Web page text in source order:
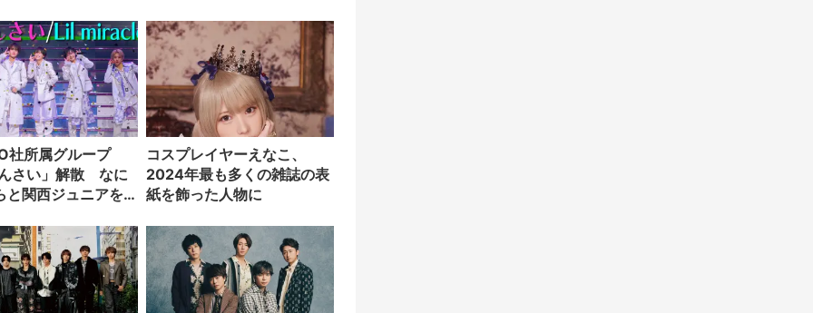
社所属グループ
さい」解散 なに
と関西ジュニアを
コスプレイヤーえなこ、
2024年最も多くの雑誌の表
紙を飾った人物に